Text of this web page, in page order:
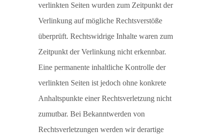
verlinkten Seiten wurden zum Zeitpunkt der
Verlinkung auf mögliche Rechtsverstöße
überprüft. Rechtswidrige Inhalte waren zum
Zeitpunkt der Verlinkung nicht erkennbar.
Eine permanente inhaltliche Kontrolle der
verlinkten Seiten ist jedoch ohne konkrete
Anhaltspunkte einer Rechtsverletzung nicht
zumutbar. Bei Bekanntwerden von
Rechtsverletzungen werden wir derartige